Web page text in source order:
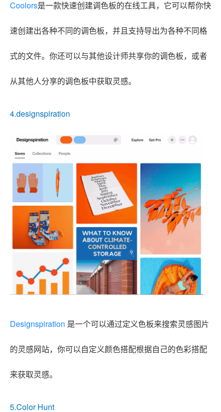
Coolors是一款快速创建调色板的在线工具，它可以帮你快
速创建出各种不同的调色板，并且支持导出为各种不同格
式的文件。你还可以与其他设计师共享你的调色板，或者
从其他人分享的调色板中获取灵感。
4.designspiration
Designspiration 是一个可以通过定义色板来搜索灵感图片
的灵感网站，你可以自定义颜色搭配根据自己的色彩搭配
来获取灵感。
5.Color Hunt